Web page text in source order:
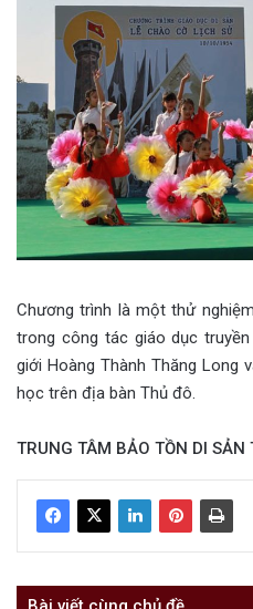
Chương trình là một thử
trong công tác giáo dục
giới Hoàng Thành Thăng Long
học trên địa bàn Thủ đô.
TRUNG TÂM BẢO TỒN DI